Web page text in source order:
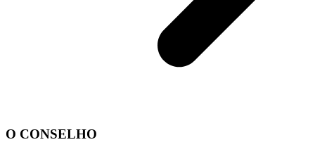
O CONSELHO